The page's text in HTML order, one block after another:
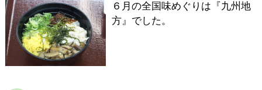
６月の全国味めぐりは『九州地
方』でした。